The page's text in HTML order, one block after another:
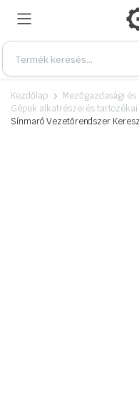
Kezdőlap
Mezőgazdasági
Gépek alkatrészei és tartozékai
Sínmaró Vezetőrendszer